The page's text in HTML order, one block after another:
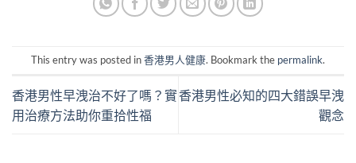
This entry was posted in香港男人健康. Bookmark the permalink.
香港男性早洩治不好了嗎？實
用治療方法助你重拾性福
香港男性必知的四大錯誤早洩
觀念